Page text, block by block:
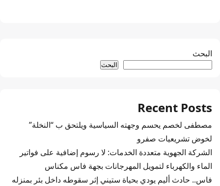
البحث
البحث
Recent Posts
مصطفى لخصم يحسم وجهته السياسية ويلتحق ب “النخلة”
لخوض تشريعيات صفرو
الشركة الجهوية متعددة الخدمات: لا رسوم إضافية على فواتير
الماء والكهرباء لتمويل المهرجانات بجهة فاس مكناس
فاس.. حادث أليم يودي بحياة ستيني إثر سقوطه داخل بئر بمنزله